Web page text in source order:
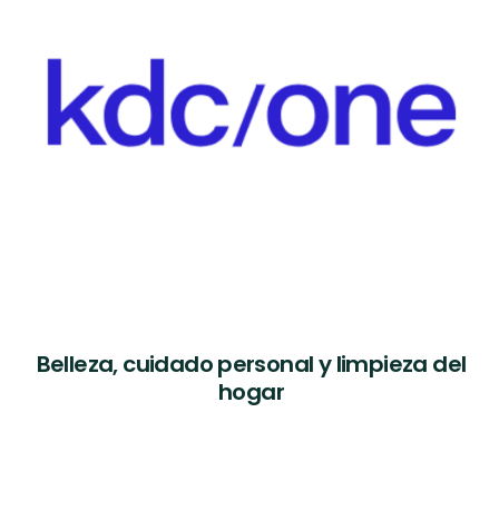
Belleza, cuidado personal y limpieza del
hogar